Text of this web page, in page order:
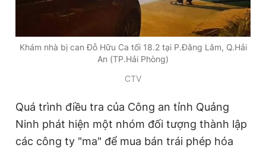
Khám nhà bị can Đỗ Hữu Ca tối 18.2 tại P.Đằng Lâm, Q.Hải
An (TP.Hải Phòng)
CTV
Quá trình điều tra của Công an tỉnh Quảng
Ninh phát hiện một nhóm đối tượng thành lập
các công ty "ma" để mua bán trái phép hóa